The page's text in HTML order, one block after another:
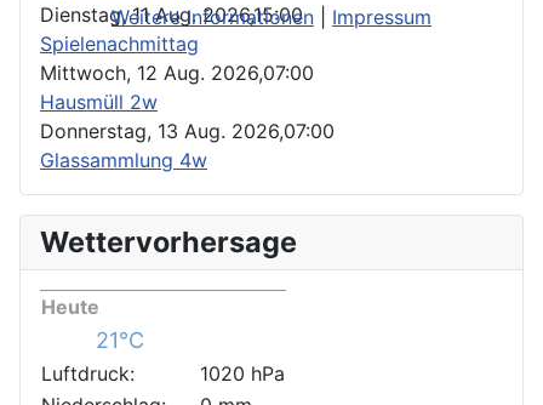
Dienstag, 11 Aug. 2026,15:00
Spielenachmittag
Mittwoch, 12 Aug. 2026,07:00
Hausmüll 2w
Donnerstag, 13 Aug. 2026,07:00
Glassammlung 4w
Wettervorhersage
Heute
21°C
Luftdruck:
1020 hPa
Weitere Informationen
Impressum